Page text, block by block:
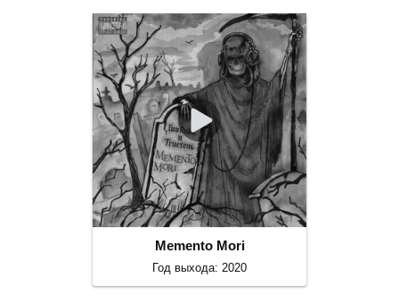
Memento Mori
Год выхода: 2020